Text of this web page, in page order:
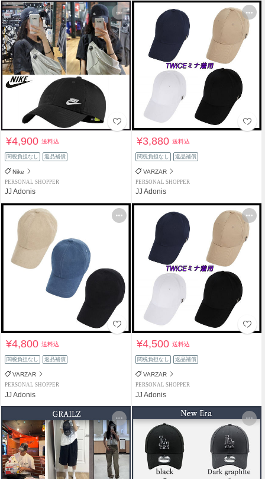
¥4,900送料込
関税負担なし 返品補償
Nike
PERSONAL SHOPPER
JJ Adonis
¥3,880送料込
関税負担なし 返品補償
VARZAR
PERSONAL SHOPPER
JJ Adonis
¥4,800送料込
関税負担なし 返品補償
VARZAR
PERSONAL SHOPPER
JJ Adonis
¥4,500送料込
関税負担なし 返品補償
VARZAR
PERSONAL SHOPPER
JJ Adonis